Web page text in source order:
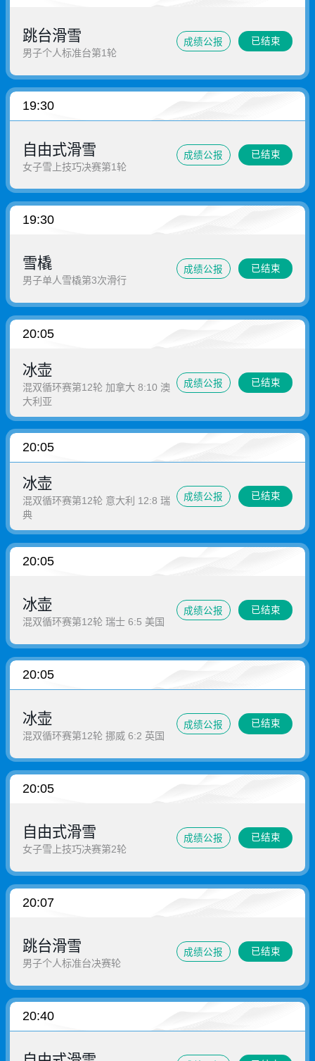
跳台滑雪
男子个人标准台第1轮
成绩公报 已结束
19:30
自由式滑雪
女子雪上技巧决赛第1轮
成绩公报 已结束
19:30
雪橇
男子单人雪橇第3次滑行
成绩公报 已结束
20:05
冰壶
混双循环赛第12轮 加拿大 8:10 澳
大利亚
成绩公报 已结束
20:05
冰壶
混双循环赛第12轮 意大利 12:8 瑞
典
成绩公报 已结束
20:05
冰壶
混双循环赛第12轮 瑞士 6:5 美国
成绩公报 已结束
20:05
冰壶
混双循环赛第12轮 挪威 6:2 英国
成绩公报 已结束
20:05
自由式滑雪
女子雪上技巧决赛第2轮
成绩公报 已结束
20:07
跳台滑雪
男子个人标准台决赛轮
成绩公报 已结束
20:40